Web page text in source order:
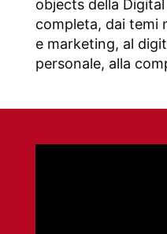
objects della
completa, dai temi
e marketing, al
personale, alla